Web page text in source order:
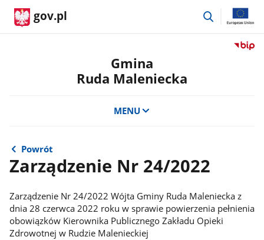
gov.pl
przejdź
Przejdź
Gmina
Ruda Maleniecka
MENU
Powrót
Zarządzenie Nr 24/2022
Zarządzenie Nr 24/2022 Wójta Gminy Ruda Maleniecka z
dnia 28 czerwca 2022 roku w sprawie powierzenia pełnienia
obowiązków Kierownika Publicznego Zakładu Opieki
Zdrowotnej w Rudzie Malenieckiej